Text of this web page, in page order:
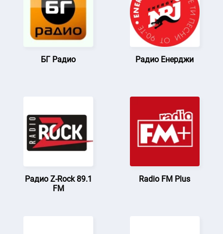
БГ Радио Радио Енерджи
Радио Z-Rock 89.1
FM
Radio FM Plus